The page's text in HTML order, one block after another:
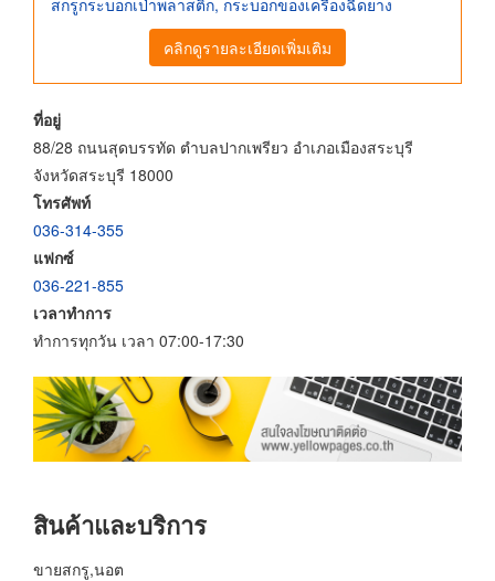
สกรูกระบอกเป่าพลาสติก, กระบอกของเครื่องฉีดยาง
คลิกดูรายละเอียดเพิ่มเติม
ที่อยู่
88/28 ถนนสุดบรรทัด ตำบลปากเพรียว อำเภอเมืองสระบุรี
จังหวัดสระบุรี 18000
โทรศัพท์
036-314-355
แฟกซ์
036-221-855
เวลาทำการ
ทำการทุกวัน เวลา 07:00-17:30
สินค้าและบริการ
ขายสกรู,นอต